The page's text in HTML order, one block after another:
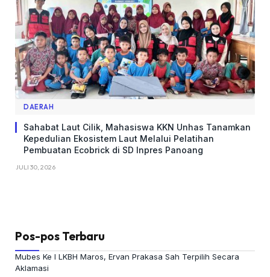
DAERAH
Sahabat Laut Cilik, Mahasiswa KKN Unhas Tanamkan
Kepedulian Ekosistem Laut Melalui Pelatihan
Pembuatan Ecobrick di SD Inpres Panoang
JULI 30, 2026
Pos-pos Terbaru
Mubes Ke I LKBH Maros, Ervan Prakasa Sah Terpilih Secara
Aklamasi